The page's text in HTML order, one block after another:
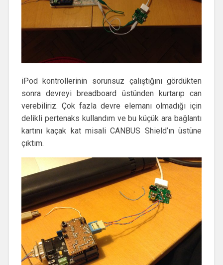
iPod kontrollerinin sorunsuz çalıştığını gördükten
sonra devreyi breadboard üstünden kurtarıp can
verebiliriz. Çok fazla devre elemanı olmadığı için
delikli pertenaks kullandım ve bu küçük ara bağlantı
kartını kaçak kat misali CANBUS Shield’ın üstüne
çıktım.